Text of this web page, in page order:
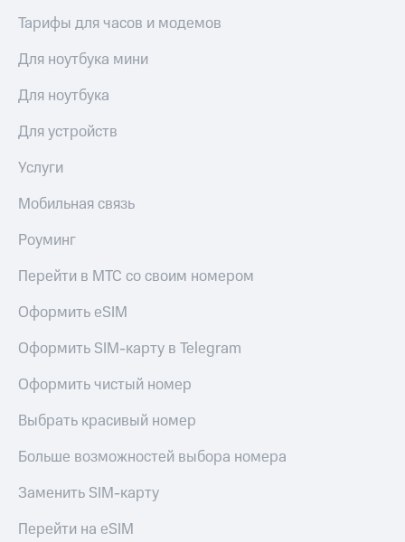
Тарифы для часов и модемов
Для ноутбука мини
Для ноутбука
Для устройств
Услуги
Мобильная связь
Роуминг
Перейти в МТС со своим номером
Оформить eSIM
Оформить SIM-карту в Telegram
Оформить чистый номер
Выбрать красивый номер
Больше возможностей выбора номера
Заменить SIM-карту
Перейти на eSIM